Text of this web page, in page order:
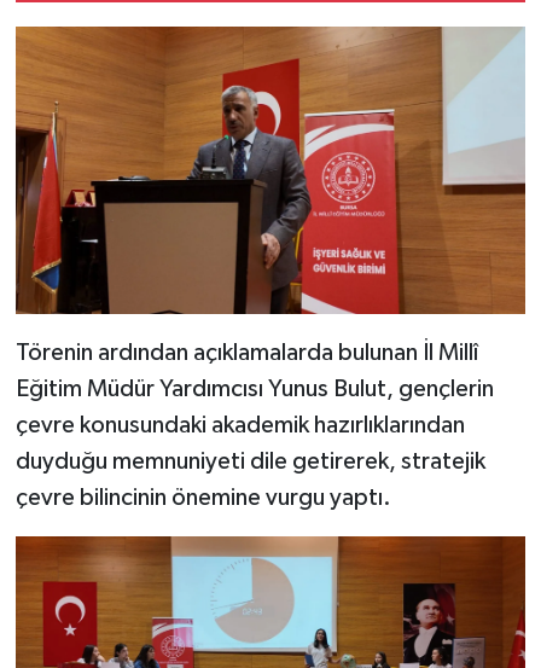
Törenin ardından açıklamalarda bulunan İl Millî
Eğitim Müdür Yardımcısı Yunus Bulut, gençlerin
çevre konusundaki akademik hazırlıklarından
duyduğu memnuniyeti dile getirerek, stratejik
çevre bilincinin önemine vurgu yaptı.